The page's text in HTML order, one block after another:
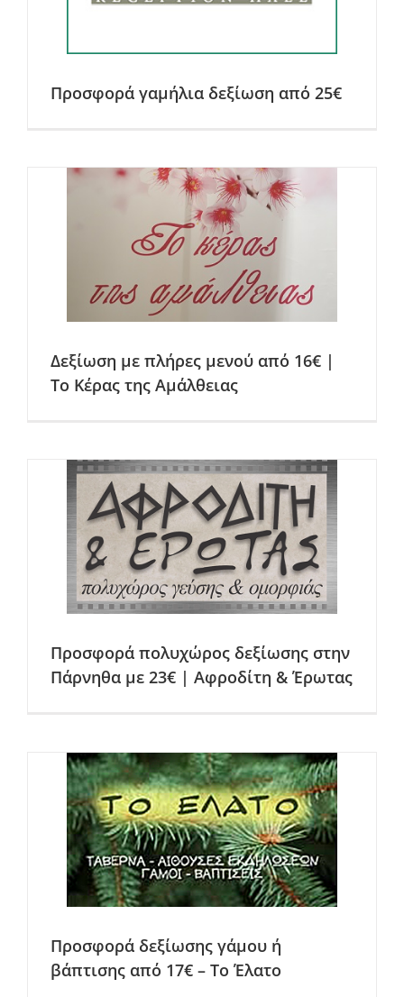
Προσφορά γαμήλια δεξίωση από 25€
Δεξίωση με πλήρες μενού από 16€ |
Το Κέρας της Αμάλθειας
Προσφορά πολυχώρος δεξίωσης στην
Πάρνηθα με 23€ | Αφροδίτη & Έρωτας
Προσφορά δεξίωσης γάμου ή
βάπτισης από 17€ – Το Έλατο